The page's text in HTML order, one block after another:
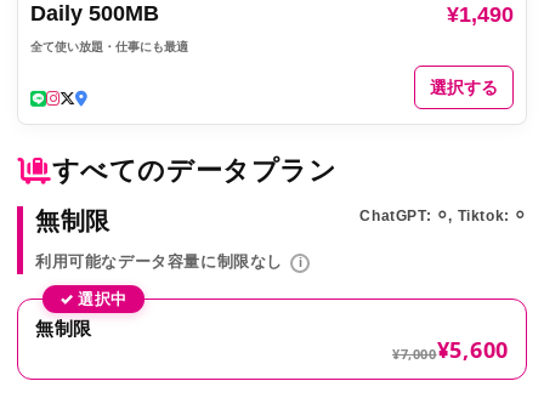
Daily 500MB
全て使い放題・仕事にも最適
¥1,490
選択する
すべてのデータプラン
無制限 ChatGPT: ⚪︎, Tiktok: ⚪︎
利用可能なデータ容量に制限なし i
✓ 選択中
無制限
¥7,000¥5,600